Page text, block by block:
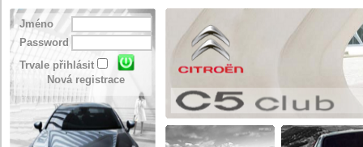
Jméno
Password
Trvale přihlásit
Nová registrace